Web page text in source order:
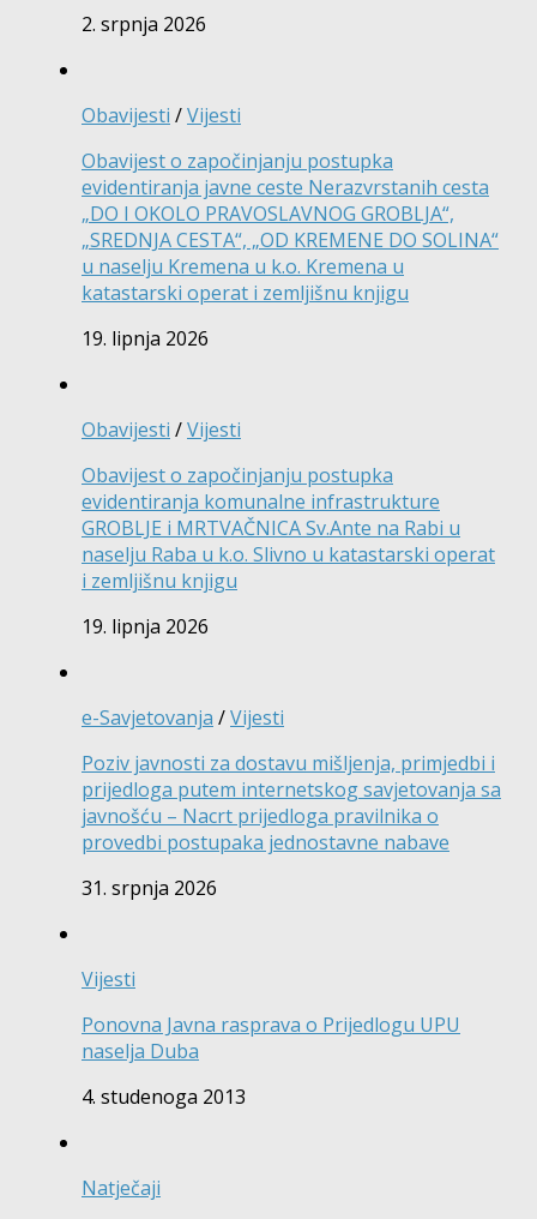
2. srpnja 2026
Obavijesti /Vijesti
Obavijest o započinjanju postupka
evidentiranja javne ceste Nerazvrstanih cesta
„DO I OKOLO PRAVOSLAVNOG GROBLJA“,
„SREDNJA CESTA“, „OD KREMENE DO SOLINA“
u naselju Kremena u k.o. Kremena u
katastarski operat i zemljišnu knjigu
19. lipnja 2026
Obavijesti /Vijesti
Obavijest o započinjanju postupka
evidentiranja komunalne infrastrukture
GROBLJE i MRTVAČNICA Sv.Ante na Rabi u
naselju Raba u k.o. Slivno u katastarski operat
i zemljišnu knjigu
19. lipnja 2026
e-Savjetovanja /Vijesti
Poziv javnosti za dostavu mišljenja, primjedbi i
prijedloga putem internetskog savjetovanja sa
javnošću – Nacrt prijedloga pravilnika o
provedbi postupaka jednostavne nabave
31. srpnja 2026
Vijesti
Ponovna Javna rasprava o Prijedlogu UPU
naselja Duba
4. studenoga 2013
Natječaji